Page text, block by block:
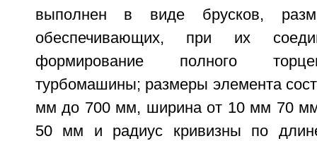
выполнен в виде брусков,
обеспечивающих, при их
формирование полного
турбомашины; размеры элемента
мм до 700 мм, ширина от 10 мм 70
50 мм и радиус кривизны по